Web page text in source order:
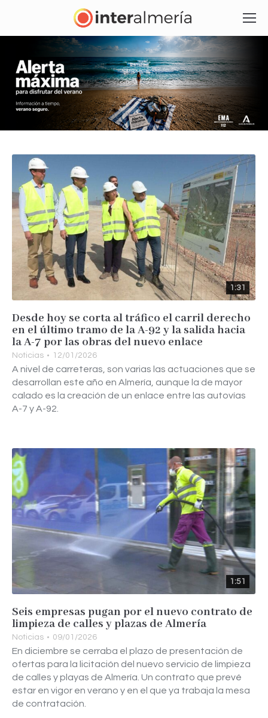
1:31
Desde hoy se corta al tráfico el carril derecho
en el último tramo de la A-92 y la salida hacia
la A-7 por las obras del nuevo enlace
Noticias 12/01/2026
A nivel de carreteras, son varias las actuaciones que se
desarrollan este año en Almería, aunque la de mayor
calado es la creación de un enlace entre las autovías
A-7 y A-92.
1:51
Seis empresas pugan por el nuevo contrato de
limpieza de calles y plazas de Almería
Noticias 09/01/2026
En diciembre se cerraba el plazo de presentación de
ofertas para la licitación del nuevo servicio de limpieza
de calles y playas de Almería. Un contrato que prevé
estar en vigor en verano y en el que ya trabaja la mesa
de contratación.